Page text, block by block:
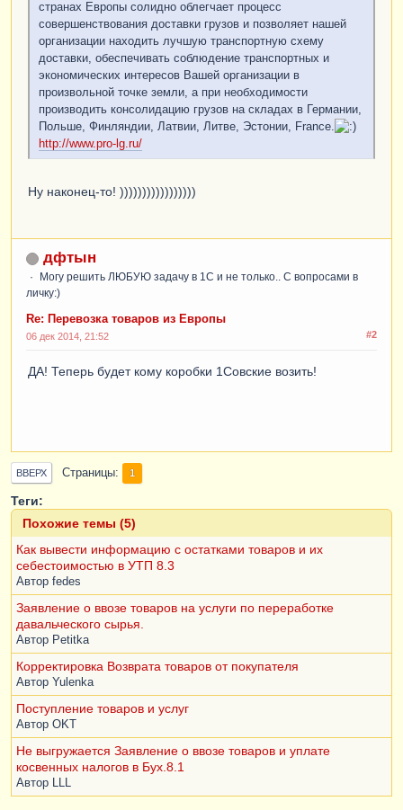
странах Европы солидно облегчает процесс
совершенствования доставки грузов и позволяет нашей
организации находить лучшую транспортную схему
доставки, обеспечивать соблюдение транспортных и
экономических интересов Вашей организации в
произвольной точке земли, а при необходимости
производить консолидацию грузов на складах в Германии,
Польше, Финляндии, Латвии, Литве, Эстонии, France.
http://www.pro-lg.ru/
Ну наконец-то! )))))))))))))))))
дфтын
Могу решить ЛЮБУЮ задачу в 1С и не только.. С вопросами в
личку:)
Re: Перевозка товаров из Европы
#2
06 дек 2014, 21:52
ДА! Теперь будет кому коробки 1Совские возить!
ВВЕРХ Страницы 1
Теги:
Похожие темы (5)
Как вывести информацию с остатками товаров и их
себестоимостью в УТП 8.3
Автор fedes
Заявление о ввозе товаров на услуги по переработке
давальческого сырья.
Автор Petitka
Корректировка Возврата товаров от покупателя
Автор Yulenka
Поступление товаров и услуг
Автор OKT
Не выгружается Заявление о ввозе товаров и уплате
косвенных налогов в Бух.8.1
Автор LLL